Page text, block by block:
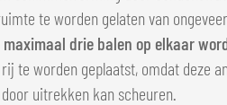
te worden gelaten van
maximaal drie balen op elkaar
te worden geplaatst, omdat deze
uitrekken kan scheuren.